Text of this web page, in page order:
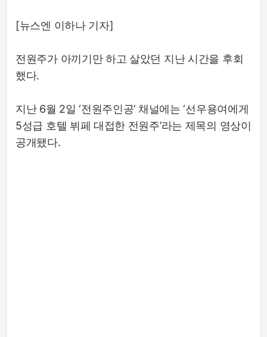
[뉴스엔 이하나 기자]
전원주가 아끼기만 하고 살았던 지난 시간을 후회
했다.
지난 6월 2일 ‘전원주인공’ 채널에는 ‘선우용여에게
5성급 호텔 뷔페 대접한 전원주’라는 제목의 영상이
공개됐다.